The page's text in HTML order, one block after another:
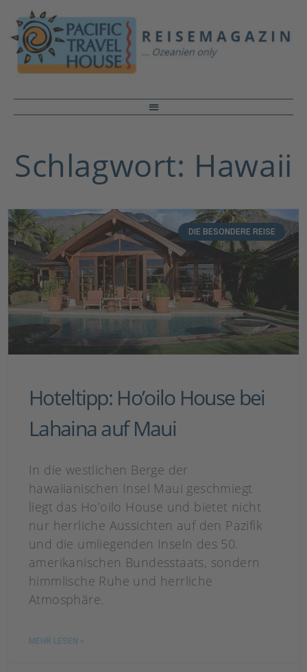
Schlagwort: Hawaii
DIE BESONDERE REISE
Hoteltipp: Ho’oilo House bei
Lahaina auf Maui
In die westlichen Berge der
hawaiianischen Insel Maui geschmiegt
liegt das Ho’oilo House und bietet nicht
nur herrliche Aussichten auf den Pazifik
und die umliegenden Inseln des 50.
amerikanischen Bundesstaats, sondern
himmlische Ruhe und herrliche
Atmosphäre.
MEHR LESEN »